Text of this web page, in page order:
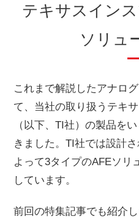
テキサスイン
ソリュ
これまで解説したアナロ
て、当社の取り扱うテキ
（以下、TI社）の製品を
きました。TI社では設計
よって3タイプのAFEソリ
しています。
前回の特集記事でも紹介